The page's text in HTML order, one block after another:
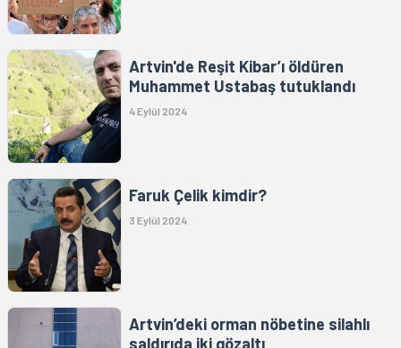
Artvin'de Reşit Kibar’ı öldüren
Muhammet Ustabaş tutuklandı
4 Eylül 2024
Faruk Çelik kimdir?
3 Eylül 2024
Artvin’deki orman nöbetine silahlı
saldırıda iki gözaltı